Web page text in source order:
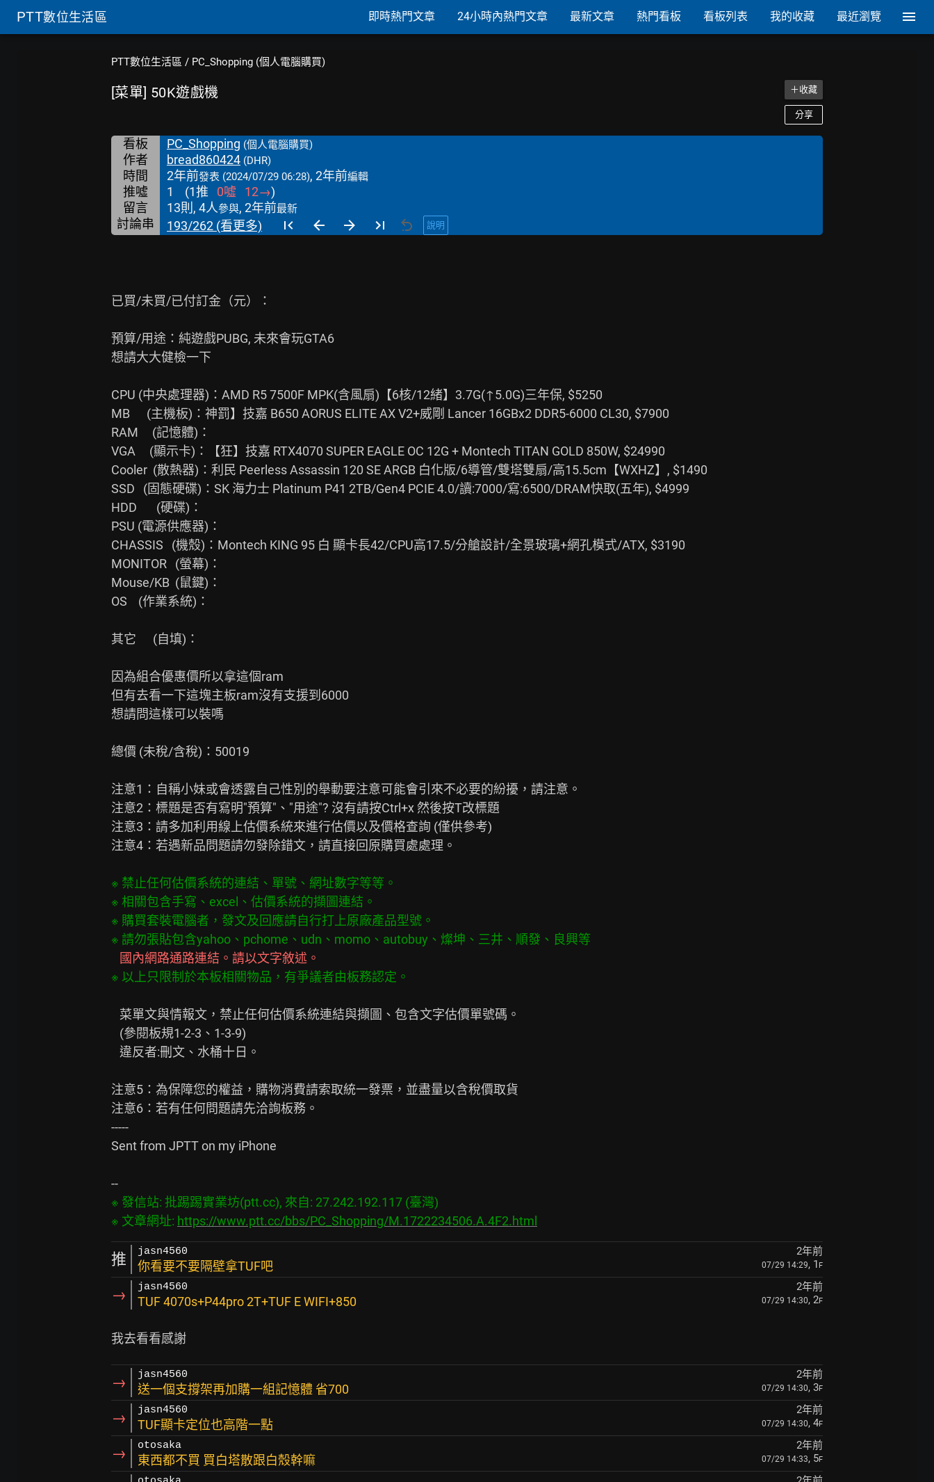
PTT數位生活區 即時熱門文章 24小時內熱門文章 最新文章 熱門看板 看板列表 我的收藏 最近瀏覽
PTT數位生活區 / PC_Shopping (個人電腦購買)
[菜單] 50K遊戲機 ＋收藏
分享
看板 PC_Shopping (個人電腦購買)
作者 bread860424 (DHR)
時間 2年前發表 (2024/07/29 06:28), 2年前編輯
推噓 1 (1推 0噓 12→)
留言
13則, 4人參與, 2年前最新
討論串 193/262 (看更多) 說明
已買/未買/已付訂金（元）：
預算/用途：純遊戲PUBG, 未來會玩GTA6
想請大大健檢一下
CPU (中央處理器)：AMD R5 7500F MPK(含風扇)【6核/12緒】3.7G(↑5.0G)三年保, $5250
MB      (主機板)：神罰】技嘉 B650 AORUS ELITE AX V2+威剛 Lancer 16GBx2 DDR5-6000 CL30, $7900
RAM     (記憶體)：
VGA     (顯示卡)：【狂】技嘉 RTX4070 SUPER EAGLE OC 12G + Montech TITAN GOLD 850W, $24990
Cooler  (散熱器)：利民 Peerless Assassin 120 SE ARGB 白化版/6導管/雙塔雙扇/高15.5cm【WXHZ】, $1490
SSD   (固態硬碟)：SK 海力士 Platinum P41 2TB/Gen4 PCIE 4.0/讀:7000/寫:6500/DRAM快取(五年), $4999
HDD       (硬碟)：
PSU (電源供應器)：
CHASSIS   (機殼)：Montech KING 95 白 顯卡長42/CPU高17.5/分艙設計/全景玻璃+網孔模式/ATX, $3190
MONITOR   (螢幕)：
Mouse/KB  (鼠鍵)：
OS    (作業系統)：
其它      (自填)：
因為組合優惠價所以拿這個ram
但有去看一下這塊主板ram沒有支援到6000
想請問這樣可以裝嗎
總價 (未稅/含稅)：50019
注意1：自稱小妹或會透露自己性別的舉動要注意可能會引來不必要的紛擾，請注意。
注意2：標題是否有寫明"預算"、"用途"? 沒有請按Ctrl+x 然後按T改標題
注意3：請多加利用線上估價系統來進行估價以及價格查詢 (僅供參考)
注意4：若遇新品問題請勿發除錯文，請直接回原購買處處理。
※ 禁止任何估價系統的連結、單號、網址數字等等。
※ 相關包含手寫、excel、估價系統的擷圖連結。
※ 購買套裝電腦者，發文及回應請自行打上原廠產品型號。
※ 請勿張貼包含yahoo、pchome、udn、momo、autobuy、燦坤、三井、順發、良興等
   國內網路通路連結。請以文字敘述。
※ 以上只限制於本板相關物品，有爭議者由板務認定。
注意5：為保障您的權益，購物消費請索取統一發票，並盡量以含稅價取貨
注意6：若有任何問題請先洽詢板務。
-----
Sent from JPTT on my iPhone
※ 發信站: 批踢踢實業坊(ptt.cc), 來自: 27.242.192.117 (臺灣)
※ 文章網址: https://www.ptt.cc/bbs/PC_Shopping/M.1722234506.A.4F2.html
推 jasn4560 2年前
你看要不要隔壁拿TUF吧 07/29 14:29, 1 F
→ jasn4560 2年前
TUF 4070s+P44pro 2T+TUF E WIFI+850 07/29 14:30, 2F
→ jasn4560 2年前
送一個支撐架再加購一組記憶體 省700 07/29 14:30, 3F
→ jasn4560 2年前
TUF顯卡定位也高階一點 07/29 14:30, 4F
→ otosaka 2年前
東西都不買 買白塔散跟白殼幹嘛 07/29 14:33, 5F